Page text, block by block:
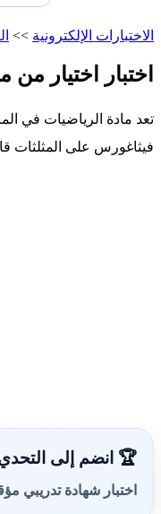
الاختبارات الإلكترونية >>
اختبار اختيار من
تعد مادة الرياضيات في
فيثاغورس على المثلثات
🏆 انضم إلى
اختبار شهادة تدريبي